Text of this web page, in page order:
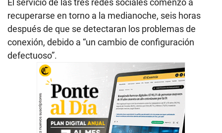
El servicio de las tres redes sociales comenzó a
recuperarse en torno a la medianoche, seis horas
después de que se detectaran los problemas de
conexión, debido a “un cambio de configuración
defectuoso”.